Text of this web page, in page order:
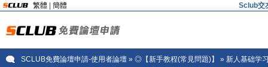
繁體 簡體 Sclub交
SCLUB免費論壇申請-使用者論壇» ◎【新手教程(常見問題)】 » 新人基础学